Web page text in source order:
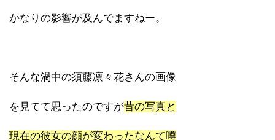
かなりの影響が及んでますねー。
そんな渦中の須藤凛々花さんの画像
を見てて思ったのですが昔の写真と
現在の彼女の顔が変わったなんて噂